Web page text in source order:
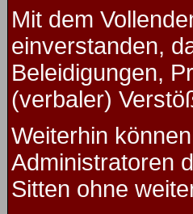
Mit dem
einverstanden,
Beleidigungen,
(verbaler)
Weiterhin
Administratoren
Sitten ohne